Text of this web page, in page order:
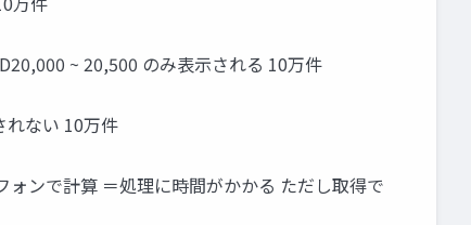
~ 20,500 のみ表示される 10万件
れない 10万件
ンで計算 ＝処理に時間がかかる ただし取得で